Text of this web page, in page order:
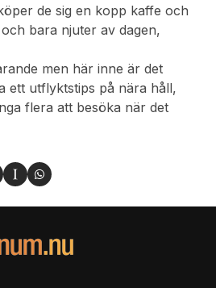
de sig en kopp kaffe och
bara njuter av dagen,
men här inne är det
ett utflyktstips på nära håll,
flera att besöka när det